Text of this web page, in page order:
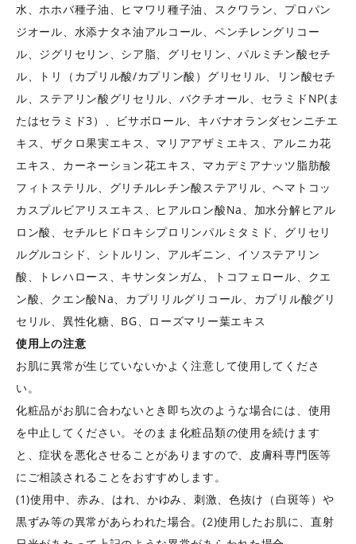
水、ホホバ種子油、ヒマワリ種子油、スクワラン、プロパン
ジオール、水添ナタネ油アルコール、ペンチレングリコー
ル、ジグリセリン、シア脂、グリセリン、パルミチン酸セチ
ル、トリ（カプリル酸/カプリン酸）グリセリル、リン酸セチ
ル、ステアリン酸グリセリル、バクチオール、セラミドNP(ま
たはセラミド3）、ビサボロール、キバナオランダセンニチエ
キス、ザクロ果実エキス、マリアアザミエキス、アルニカ花
エキス、カーネーション花エキス、マカデミアナッツ脂肪酸
フィトステリル、グリチルレチン酸ステアリル、ヘマトコッ
カスプルビアリスエキス、ヒアルロン酸Na、加水分解ヒアル
ロン酸、セチルヒドロキシプロリンパルミタミド、グリセリ
ルグルコシド、シトルリン、アルギニン、イソステアリン
酸、トレハロース、キサンタンガム、トコフェロール、クエ
ン酸、クエン酸Na、カプリリルグリコール、カプリル酸グリ
セリル、異性化糖、BG、ローズマリー葉エキス
使用上の注意
お肌に異常が生じていないかよく注意して使用してくださ
い。
化粧品がお肌に合わないとき即ち次のような場合には、使用
を中止してください。そのまま化粧品類の使用を続けます
と、症状を悪化させることがありますので、皮膚科専門医等
にご相談されることをおすすめします。
(1)使用中、赤み、はれ、かゆみ、刺激、色抜け（白斑等）や
黒ずみ等の異常があらわれた場合。(2)使用したお肌に、直射